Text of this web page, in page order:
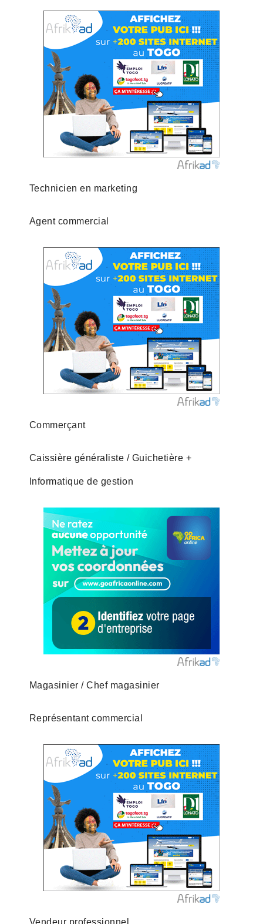
Technicien en marketing
Agent commercial
Commerçant
Caissière généraliste / Guichetière +
Informatique de gestion
Magasinier / Chef magasinier
Représentant commercial
Vendeur professionnel